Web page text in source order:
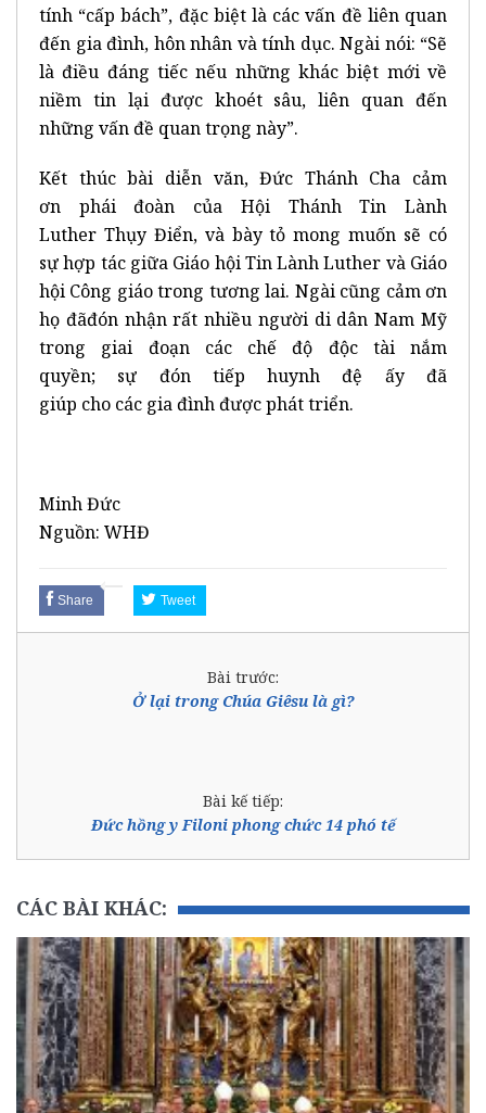
tính “cấp bách”, đặc biệt là các vấn đề liên quan
đến gia đình, hôn nhân và tính dục. Ngài nói: “Sẽ
là điều đáng tiếc nếu những khác biệt mới về
niềm tin lại được khoét sâu, liên quan đến
những vấn đề quan trọng này”.
Kết thúc bài diễn văn, Đức Thánh Cha cảm
ơn phái đoàn của Hội Thánh Tin Lành
Luther Thụy Điển, và bày tỏ mong muốn sẽ có
sự hợp tác giữa Giáo hội Tin Lành Luther và Giáo
hội Công giáo trong tương lai. Ngài cũng cảm ơn
họ đãđón nhận rất nhiều người di dân Nam Mỹ
trong giai đoạn các chế độ độc tài nắm
quyền; sự đón tiếp huynh đệ ấy đã
giúp cho các gia đình được phát triển.
Minh Đức
Nguồn: WHĐ
Share Tweet
Bài trước:
Ở lại trong Chúa Giêsu là gì?
Bài kế tiếp:
Đức hồng y Filoni phong chức 14 phó tế
CÁC BÀI KHÁC: